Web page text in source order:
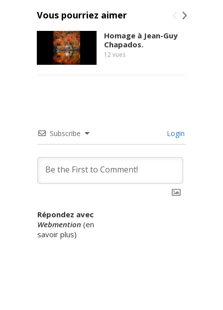
Vous pourriez aimer
Homage à Jean-Guy
Chapados.
12vues
Subscribe Login
Répondez avec
Webmention (en
savoir plus)